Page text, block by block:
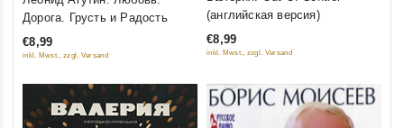
out of 5
Дорога. Грусть и Радость
€8,99
inkl. Mwst., zzgl. Versand
out of 5
(английская версия)
€8,99
inkl. Mwst., zzgl. Versand